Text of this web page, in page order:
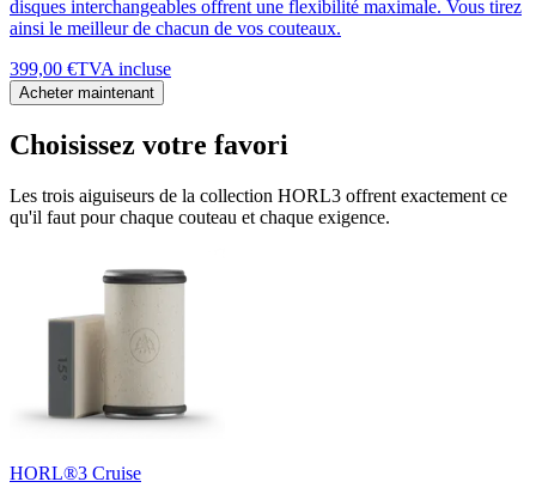
disques interchangeables offrent une flexibilité maximale. Vous tirez
ainsi le meilleur de chacun de vos couteaux.
399,00 €TVA incluse
Acheter maintenant
Choisissez votre favori
Les trois aiguiseurs de la collection HORL3 offrent exactement ce
qu'il faut pour chaque couteau et chaque exigence.
HORL®3 Cruise